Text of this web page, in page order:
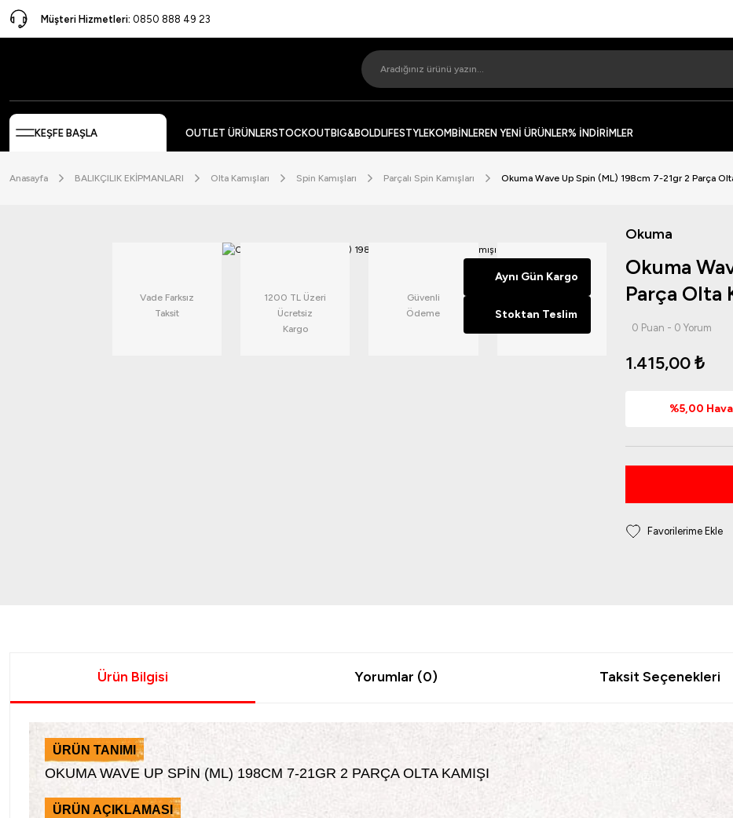
Müşteri Hizmetleri: 0850 888 49 23
KEŞFE BAŞLA OUTLET ÜRÜNLERSTOCKOUTBIG&BOLDLIFESTYLEKOMBİNLEREN YENİ ÜRÜNLER% İNDİRİMLER
Anasayfa BALIKÇILIK EKİPMANLARI Olta Kamışları Spin Kamışları Parçalı Spin Kamışları Okuma Wave Up Spin (ML) 198cm 7-21gr 2 Parça Olta
Aynı Gün Kargo
Stoktan Teslim
Vade Farksız
Taksit
1200 TL Üzeri
Ücretsiz
Kargo
Güvenli
Ödeme
İade
Okuma
Okuma
Parça Olta
0 Puan - 0 Yorum
1.415,00 ₺
%5,00
Ürün Bilgisi Yorumlar (0) Taksit Seçenekleri
ÜRÜN TANIMI
OKUMA WAVE UP SPİN (ML) 198CM 7-21GR 2 PARÇA OLTA KAMIŞI
ÜRÜN AÇIKLAMASI